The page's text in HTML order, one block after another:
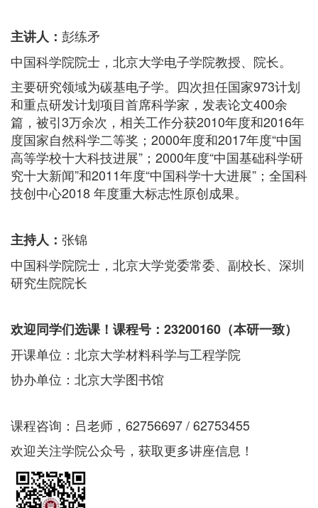
主讲人： 彭练矛
中国科学院院士，北京大学电子学院教授、院长。
主要研究领域为碳基电子学。四次担任国家973计划
和重点研发计划项目首席科学家，发表论文400余
篇，被引3万余次，相关工作分获2010年度和2016年
度国家自然科学二等奖；2000年度和2017年度“中国
高等学校十大科技进展”；2000年度“中国基础科学研
究十大新闻”和2011年度“中国科学十大进展”；全国科
技创中心2018 年度重大标志性原创成果。
主持人： 张锦
中国科学院院士，北京大学党委常委、副校长、深圳
研究生院院长
欢迎同学们选课！课程号：23200160（本研一致）
开课单位：北京大学材料科学与工程学院
协办单位：北京大学图书馆
课程咨询：吕老师，62756697 / 62753455
欢迎关注学院公众号，获取更多讲座信息！